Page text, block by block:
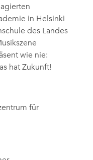
in Helsinki
des Landes
wie nie:
hat Zukunft!
für